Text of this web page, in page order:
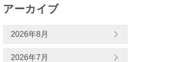
アーカイブ
2026年8月
2026年7月